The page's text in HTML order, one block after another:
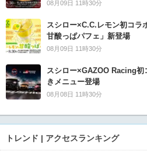
08月09日 11時30分
スシロー×C.C.レモン初コラ
甘酸っぱパフェ」新登場
08月09日 11時30分
スシロー×GAZOO Racing
きメニュー登場
08月08日 11時30分
トレンド | アクセスランキング